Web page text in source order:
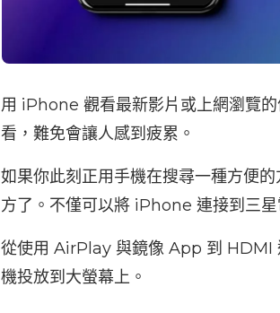
用 iPhone 觀看最新影片或上網瀏覽
看，難免會讓人感到疲累。
如果你此刻正用手機在搜尋一種方便
方了。不僅可以將 iPhone 連接到三
從使用 AirPlay 與鏡像 App 到 HDMI
機投放到大螢幕上。